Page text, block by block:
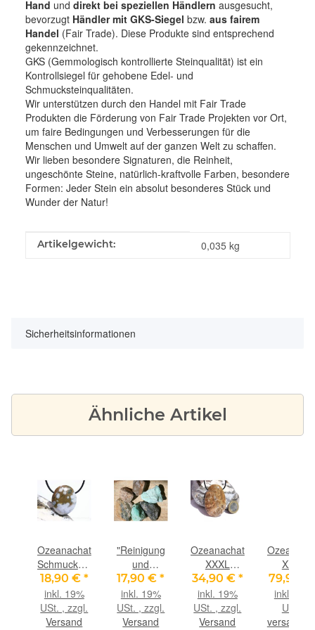
Hand und direkt bei speziellen Händlern ausgesucht,
bevorzugt Händler mit GKS-Siegel bzw. aus fairem
Handel (Fair Trade). Diese Produkte sind entsprechend
gekennzeichnet.
GKS (Gemmologisch kontrollierte Steinqualität) ist ein
Kontrollsiegel für gehobene Edel- und
Schmucksteinqualitäten.
Wir unterstützen durch den Handel mit Fair Trade
Produkten die Förderung von Fair Trade Projekten vor Ort,
um faire Bedingungen und Verbesserungen für die
Menschen und Umwelt auf der ganzen Welt zu schaffen.
Wir lieben besondere Signaturen, die Reinheit,
ungeschönte Steine, natürlich-kraftvolle Farben, besondere
Formen: Jeder Stein ein absolut besonderes Stück und
Wunder der Natur!
Produkteigenschaft
Wert
Artikelgewicht: 0,035 kg
Sicherheitsinformationen
Ähnliche Artikel
Ozeanachat
Schmuckstein
Cabochon
gebohrt
(Ozeanchalcedon
/
18,90 € *
inkl. 19%
USt. , zzgl.
Versand
"Reinigung
und
Erneuerung"
Wassersteine-
Set -
Sonderqualität
17,90 €*
inkl. 19%
USt. , zzgl.
Versand
Ozeanachat
XXXL
Trommelstein
gebohrt
(Ozeanchalcedon
/
34,90 € *
inkl. 19%
USt. , zzgl.
Versand
XXXL
gebohrt
79,90 €
inkl. 19%
USt. ,